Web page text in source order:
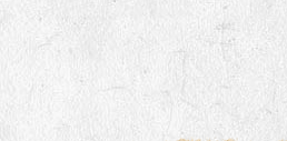
L’AUBEPIN
LE BIAU